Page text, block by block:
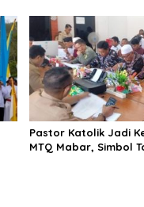
Pastor Katolik Jadi
MTQ Mabar, Simbol